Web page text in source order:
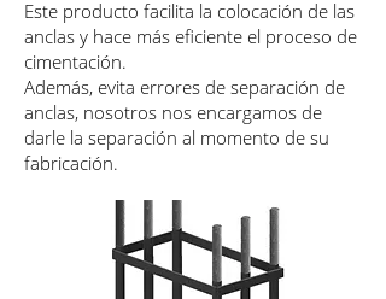
Este producto facilita la colocación de las
anclas y hace más eficiente el proceso de
cimentación.
Además, evita errores de separación de
anclas, nosotros nos encargamos de
darle la separación al momento de su
fabricación.